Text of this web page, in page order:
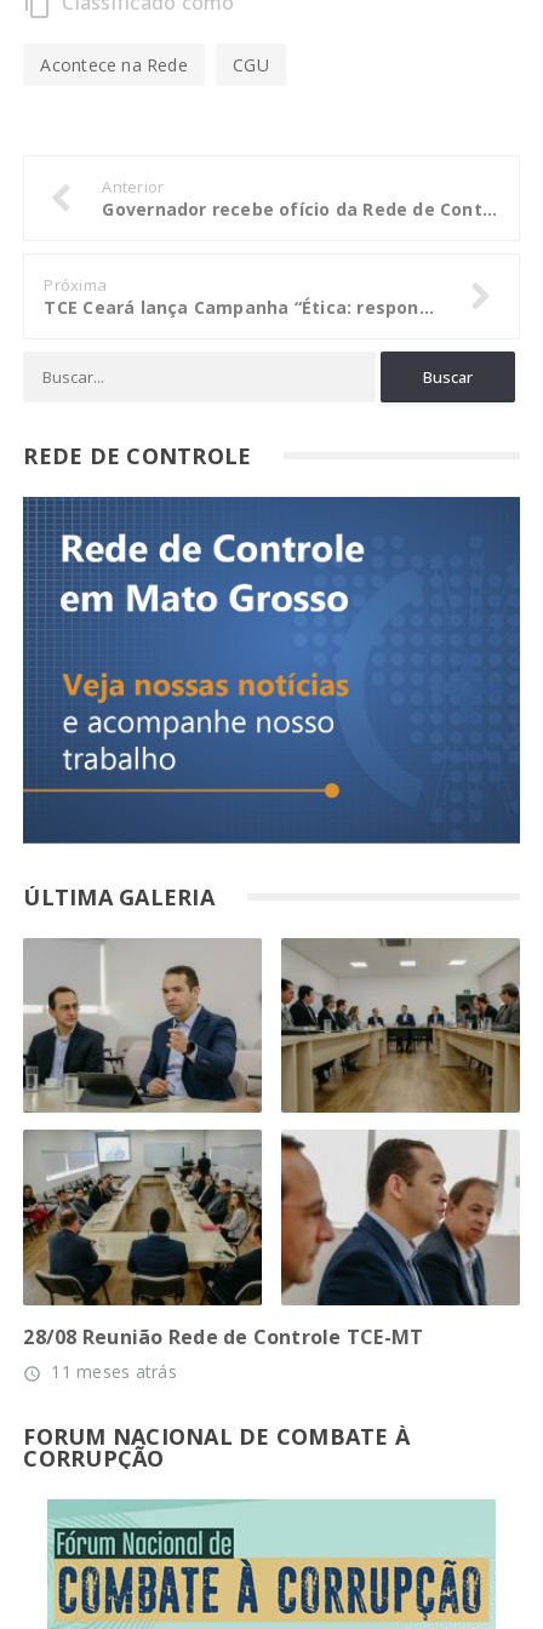
Acontece na Rede CGU
Anterior
Governador recebe ofício da Rede de Controle sobre escolha de conselheiros
Próxima
TCE Ceará lança Campanha “Ética: responsabilidade de todos”
REDE DE CONTROLE
ÚLTIMA GALERIA
28/08 Reunião Rede de Controle TCE-MT
access_time 11 meses atrás
FORUM NACIONAL DE COMBATE À
CORRUPÇÃO